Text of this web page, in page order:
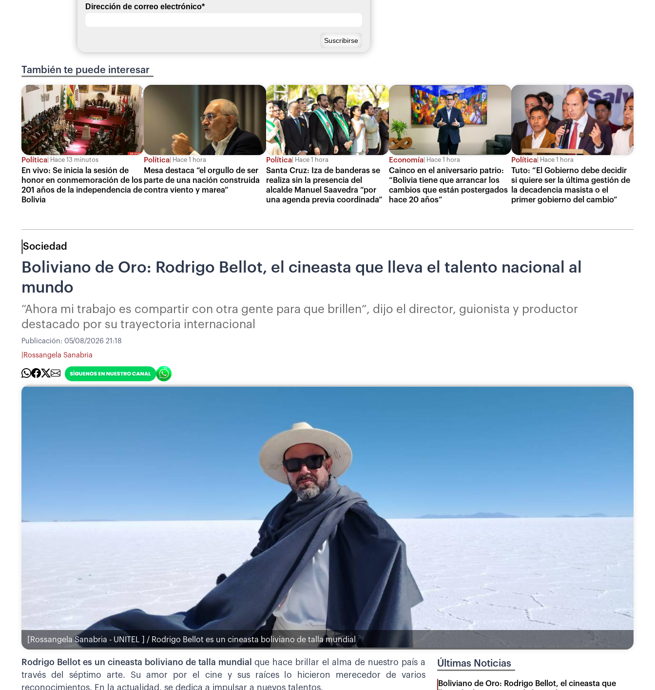
Dirección de correo electrónico*
También te puede interesar
Política Hace 13 minutos
En vivo: Se inicia la sesión de
honor en conmemoración de los
201 años de la independencia de
Bolivia
Política Hace 1 hora
Mesa destaca “el orgullo de ser
parte de una nación construida
contra viento y marea”
Política Hace 1 hora
Santa Cruz: Iza de banderas se
realiza sin la presencia del
alcalde Manuel Saavedra “por
una agenda previa coordinada”
Economía Hace 1 hora
Cainco en el aniversario patrio:
“Bolivia tiene que arrancar los
cambios que están postergados
hace 20 años”
Política Hace 1 hora
Tuto: “El Gobierno debe decidir
si quiere ser la última gestión de
la decadencia masista o el
primer gobierno del cambio”
Sociedad
Boliviano de Oro: Rodrigo Bellot, el cineasta que lleva el talento nacional al
mundo
“Ahora mi trabajo es compartir con otra gente para que brillen”, dijo el director, guionista y productor
destacado por su trayectoria internacional
Publicación: 05/08/2026 21:18
Rossangela Sanabria
[Rossangela Sanabria - UNITEL ] / Rodrigo Bellot es un cineasta boliviano de talla mundial
Rodrigo Bellot es un cineasta boliviano de talla mundial que hace brillar el alma de nuestro país a
través del séptimo arte. Su amor por el cine y sus raíces lo hicieron merecedor de varios
reconocimientos. En la actualidad, se dedica a impulsar a nuevos talentos.
Últimas Noticias
Boliviano de Oro: Rodrigo Bellot, el cineasta que